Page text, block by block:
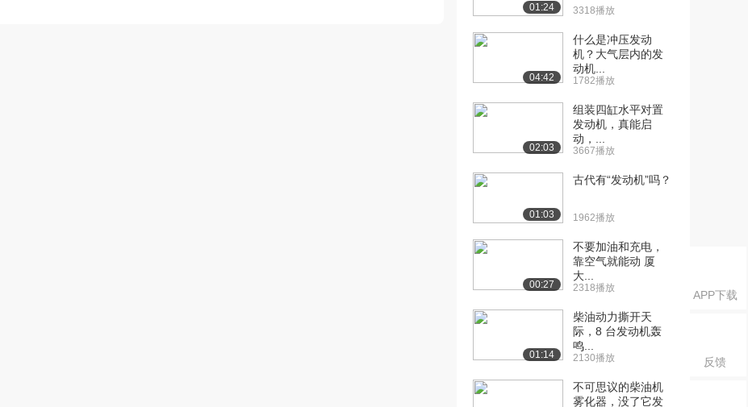
APP下载
反馈
2.3万播放
[15] 免疫细胞克服的人类
02:46
[16] 发动机点火动画 03:34
[16] 阿姆斯特丹和如今ISS
的宇航员有什...
1.9万播放
[17] 苹果和三星是如何成
为竞争对手的？
2.0万播放
[18] 宏观经济学和经济体
3.5万播放
[19] 宇航员如何进行最坏
1.3万播放
01:24 3318播放
04:42
什么是冲压发动
机？大气层内的发
动机...
1782播放
02:03
组装四缸水平对置
发动机，真能启
动，...
3667播放
01:03
古代有“发动机”吗？
1962播放
00:27
不要加油和充电，
靠空气就能动 厦
大...
2318播放
01:14
柴油动力撕开天
际，8 台发动机轰
鸣...
2130播放
不可思议的柴油机
雾化器，没了它发